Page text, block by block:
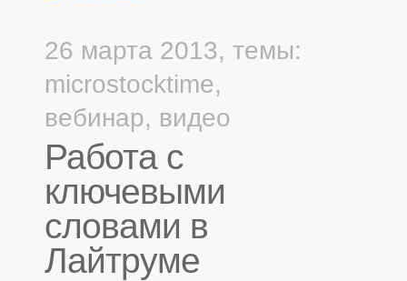
26 марта 2013, темы:
microstocktime,
вебинар, видео
Работа с
ключевыми
словами в
Лайтруме